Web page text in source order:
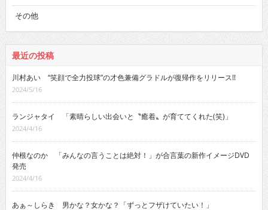
その他
最近の投稿
川村あい “笑顔で全力投球”の才色兼備グラドルが復帰作をリリース!!
2024/5/16
ランジャタイ 「素晴らしい出会いと〝癒着〟が育ててくれた(笑)」
2024/4/16
仲根なのか 「みんなの言うことは絶対！」が合言葉の新作イメージDVD
発売
2024/4/16
あぁ～しらき 男かな？女かな？「ずっとフザけていたい！」